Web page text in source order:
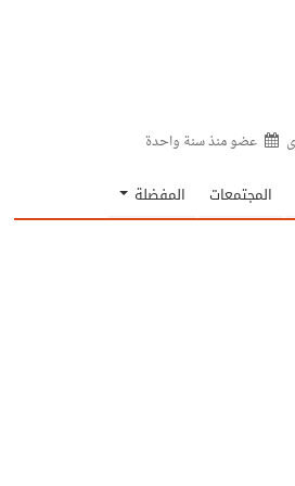
عضو منذسنة واحدة
المجتمعات المفضلة